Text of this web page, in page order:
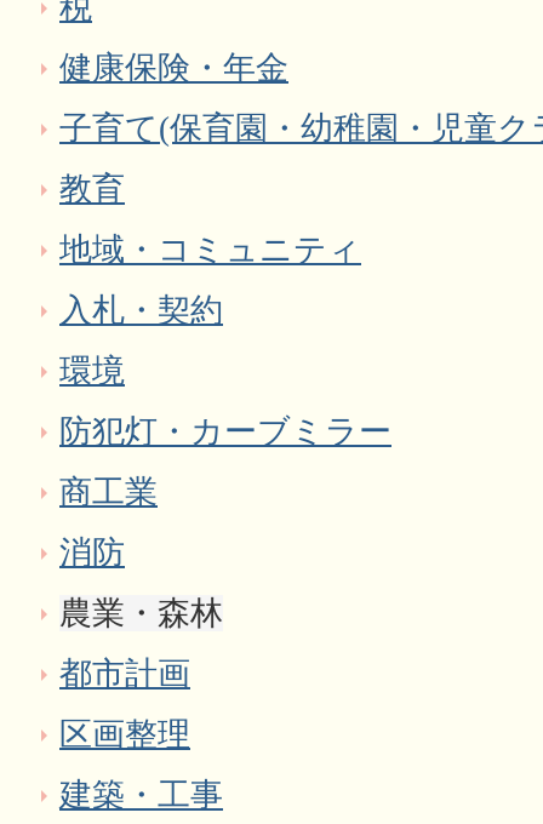
税
健康保険・年金
子育て(保育園・幼稚園・児童
教育
地域・コミュニティ
入札・契約
環境
防犯灯・カーブミラー
商工業
消防
農業・森林
都市計画
区画整理
建築・工事